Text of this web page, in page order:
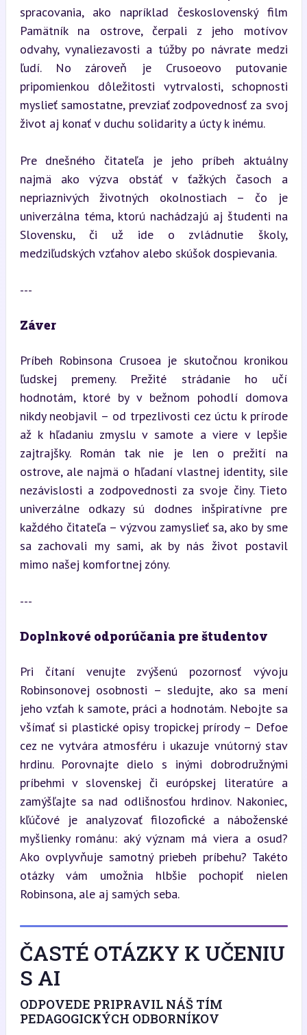
spracovania, ako napríklad československý film
Pamätník na ostrove, čerpali z jeho motívov
odvahy, vynaliezavosti a túžby po návrate medzi
ľudí. No zároveň je Crusoeovo putovanie
pripomienkou dôležitosti vytrvalosti, schopnosti
myslieť samostatne, prevziať zodpovednosť za svoj
život aj konať v duchu solidarity a úcty k inému.
Pre dnešného čitateľa je jeho príbeh aktuálny
najmä ako výzva obstáť v ťažkých časoch a
nepriaznivých životných okolnostiach – čo je
univerzálna téma, ktorú nachádzajú aj študenti na
Slovensku, či už ide o zvládnutie školy,
medziľudských vzťahov alebo skúšok dospievania.
---
Záver
Príbeh Robinsona Crusoea je skutočnou kronikou
ľudskej premeny. Prežité strádanie ho učí
hodnotám, ktoré by v bežnom pohodlí domova
nikdy neobjavil – od trpezlivosti cez úctu k prírode
až k hľadaniu zmyslu v samote a viere v lepšie
zajtrajšky. Román tak nie je len o prežití na
ostrove, ale najmä o hľadaní vlastnej identity, sile
nezávislosti a zodpovednosti za svoje činy. Tieto
univerzálne odkazy sú dodnes inšpiratívne pre
každého čitateľa – výzvou zamyslieť sa, ako by sme
sa zachovali my sami, ak by nás život postavil
mimo našej komfortnej zóny.
---
Doplnkové odporúčania pre študentov
Pri čítaní venujte zvýšenú pozornosť vývoju
Robinsonovej osobnosti – sledujte, ako sa mení
jeho vzťah k samote, práci a hodnotám. Nebojte sa
všímať si plastické opisy tropickej prírody – Defoe
cez ne vytvára atmosféru i ukazuje vnútorný stav
hrdinu. Porovnajte dielo s inými dobrodružnými
príbehmi v slovenskej či európskej literatúre a
zamýšľajte sa nad odlišnosťou hrdinov. Nakoniec,
kľúčové je analyzovať filozofické a náboženské
myšlienky románu: aký význam má viera a osud?
Ako ovplyvňuje samotný priebeh príbehu? Takéto
otázky vám umožnia hlbšie pochopiť nielen
Robinsona, ale aj samých seba.
ČASTÉ OTÁZKY K UČENIU
S AI
ODPOVEDE PRIPRAVIL NÁŠ TÍM
PEDAGOGICKÝCH ODBORNÍKOV